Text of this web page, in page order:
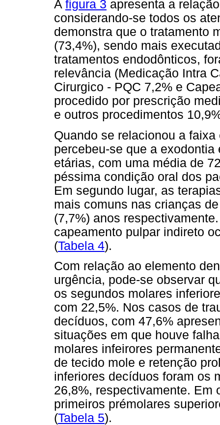
A figura 3 apresenta a
considerando-se todos os
demonstra que o tratamento
(73,4%), sendo mais
tratamentos endodônticos,
relevância (Medicação Intra
Cirurgico - PQC 7,2% e
procedido por prescrição
e outros procedimentos
Quando se relacionou a
percebeu-se que a
etárias, com uma média de
péssima condição oral dos
Em segundo lugar, as
mais comuns nas crianças
(7,7%) anos
capeamento pulpar indireto
(Tabela 4).
Com relação ao elemento
urgência, pode-se observar
os segundos molares
com 22,5%. Nos casos de
decíduos, com 47,6%
situações em que houve
molares infeirores
de tecido mole e retenção
inferiores decíduos foram os
26,8%, respectivamente. Em
primeiros prémolares
(Tabela 5).